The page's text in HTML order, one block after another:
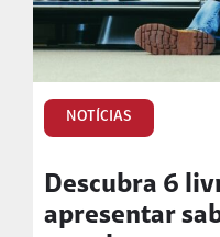
NOTÍCIAS
Descubra 6
apresentar